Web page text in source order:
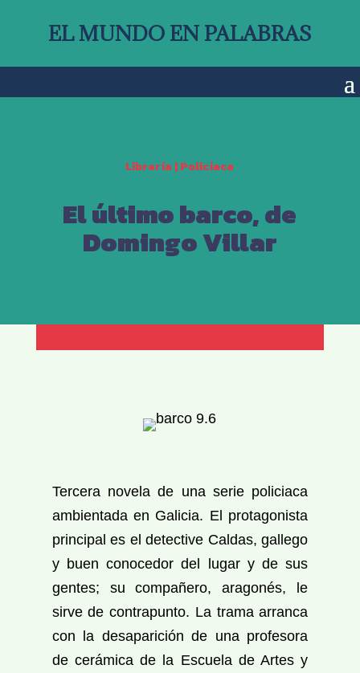
EL MUNDO EN PALABRAS
Librería |Policíaca
El último barco, de
Domingo Villar
Tercera novela de una serie policiaca
ambientada en Galicia. El protagonista
principal es el detective Caldas, gallego
y buen conocedor del lugar y de sus
gentes; su compañero, aragonés, le
sirve de contrapunto. La trama arranca
con la desaparición de una profesora
de cerámica de la Escuela de Artes y